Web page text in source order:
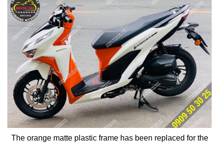
The orange matte plastic frame has been replaced for the